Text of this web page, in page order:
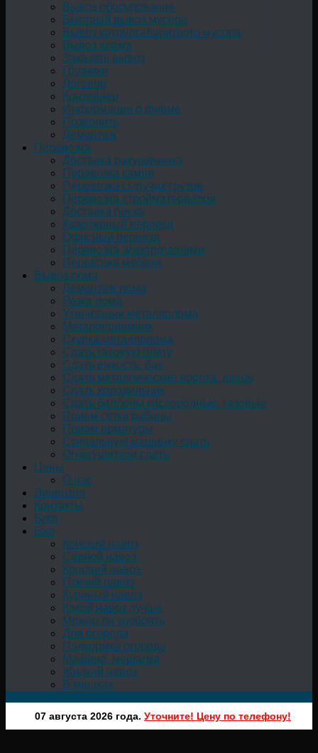
Вывоз оборудования
Быстрый вывоз мусора
Вывоз крупногабаритного мусора
Вывоз хлама
Заказать вывоз
Грузчики
Договор
Контейнер
Информация о фирме
Позвонить
Демонтаж
Перевозка
Доставка ракушечника
Перевозка камня
Перевозка сыпучих грузов
Перевозка стройматериалов
Доставка песка
Квартирный переезд
Офисный переезд
Перевозка электротехники
Перевозка мебели
Вывоз лома
Демонтаж лома
Резка лома
Утилизация металлолома
Металоприемник
Скупка металлолома
Сдать газовую плиту
Сдать емкость, бак
Cдать металлические ворота, дверь
Сдать холодильник
Сдать баллоны кислородные, газовые
Прием сетки рабицы
Прием арматуры
Стиральную машинку сдать
Огнетушители сдать
Цены
О нас
Лицензия
Контакты
Блог
Био
Конский навоз
Свиной навоз
Коровий навоз
Птичий навоз
Куриный навоз
Какой навоз лучше
Можно ли удобрять
Для огорода
Подкормка огорода
Машина, мешалка
Жидкий навоз
В мешках
07 августа 2026 года. Уточните! Цену по телефону!